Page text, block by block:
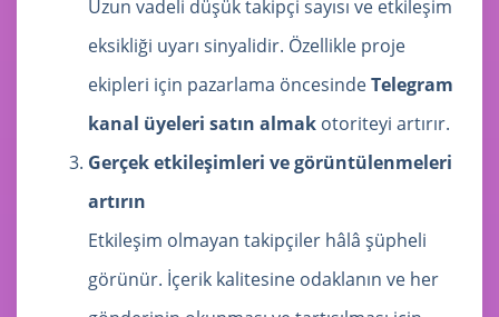
Uzun vadeli düşük takipçi sayısı ve etkileşim
eksikliği uyarı sinyalidir. Özellikle proje
ekipleri için pazarlama öncesindeTelegram
kanal üyeleri satın almak otoriteyi artırır.
Gerçek etkileşimleri ve görüntülenmeleri
artırın
Etkileşim olmayan takipçiler hâlâ şüpheli
görünür. İçerik kalitesine odaklanın ve her